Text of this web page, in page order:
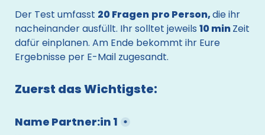
Der Test umfasst 20 Fragen pro Person, die ihr
nacheinander ausfüllt. Ihr solltet jeweils 10 min Zeit
dafür einplanen. Am Ende bekommt ihr Eure
Ergebnisse per E-Mail zugesandt.
Zuerst das Wichtigste:
Name Partner:in 1 *